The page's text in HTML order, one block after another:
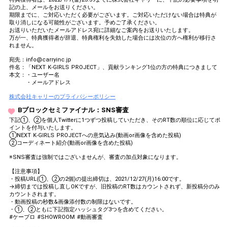
記の上、メールをお送りください。
期限までに、ご対応いただく必要がございます。ご対応いただけない場合は特典が
取り消しになる可能性がございます。予めご了承ください。
お送りいただいたメールアドレス宛に詳細なご案内をお送りいたします。
万が一、特典獲得者が辞退、特典権利を失効した場合には次位の方へ権利が移行さ
れません。
宛先：info@carryinc.jp
件名：「NEXT K-GIRLS PROJECT」、貢献ランキング1位の方の特典につきまして
本文：・ユーザー名
・メールアドレス
株式会社キャリーのプライバシーポリシー
Bブロックセミファイナル：SNS審査
下記①、②を個人Twitterに1つずつ投稿していただき、そのRT数の順位に応じてポ
イントを付与いたします。
①NEXT K-GIRLS PROJECTへの意気込み(動画or画像を含めた投稿)
②コーディネート紹介(動画or画像を含めた投稿)
※SNS審査は強制ではございませんが、審査の加点対象になります。
【注意事項】
・投稿URL(①、②の2個)の提出締切は、2021/12/27(月)16:00です。
→締切までは投稿し直しOKですが、旧投稿のRT数はカウントされず、新投稿分のみ
カウントされます。
・動画投稿の秒数&画像添付数の制限はないです。
・①、②ともに下記指定ハッシュタグ3つを含めてください。
#ケープロ #SHOWROOM #動画審査